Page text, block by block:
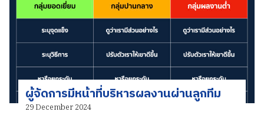
ผู้จัดการมีหน้าที่บริหารผลงานผ่านลูกทีม
29 December 2024